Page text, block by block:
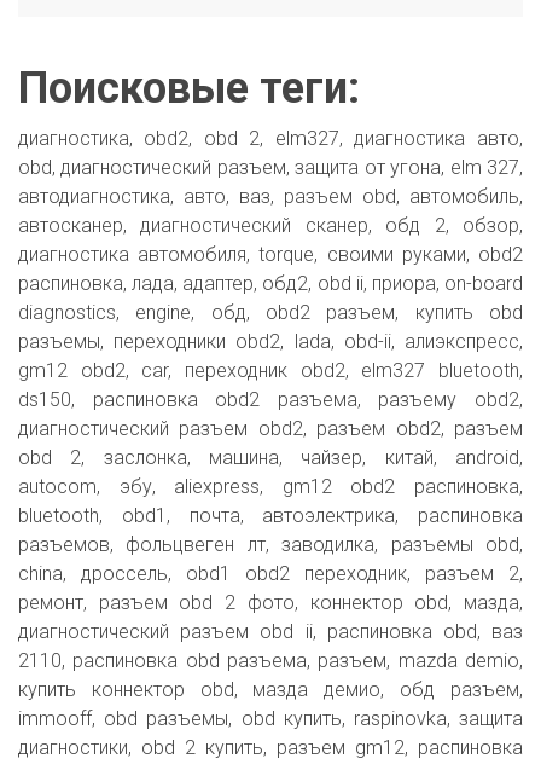
Поисковые теги:
диагностика, obd2, obd 2, elm327, диагностика авто,
obd, диагностический разъем, защита от угона, elm 327,
автодиагностика, авто, ваз, разъем obd, автомобиль,
автосканер, диагностический сканер, обд 2, обзор,
диагностика автомобиля, torque, своими руками, obd2
распиновка, лада, адаптер, обд2, obd ii, приора, on-board
diagnostics, engine, обд, obd2 разъем, купить obd
разъемы, переходники obd2, lada, obd-ii, алиэкспресс,
gm12 obd2, car, переходник obd2, elm327 bluetooth,
ds150, распиновка obd2 разъема, разъему obd2,
диагностический разъем obd2, разъем obd2, разъем
obd 2, заслонка, машина, чайзер, китай, android,
autocom, эбу, aliexpress, gm12 obd2 распиновка,
bluetooth, obd1, почта, автоэлектрика, распиновка
разъемов, фольцвеген лт, заводилка, разъемы obd,
china, дроссель, obd1 obd2 переходник, разъем 2,
ремонт, разъем obd 2 фото, коннектор obd, мазда,
диагностический разъем obd ii, распиновка obd, ваз
2110, распиновка obd разъема, разъем, mazda demio,
купить коннектор obd, мазда демио, обд разъем,
immooff, obd разъемы, obd купить, raspinovka, защита
диагностики, obd 2 купить, разъем gm12, распиновка